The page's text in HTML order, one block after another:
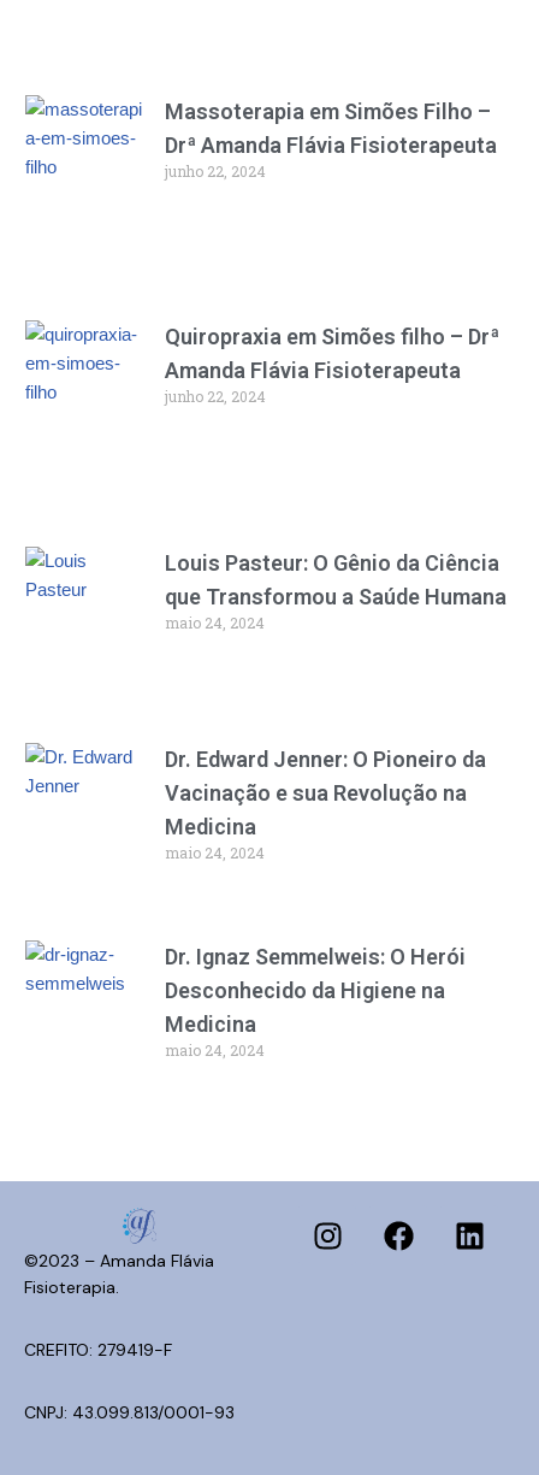
Massoterapia em Simões Filho –
Drª Amanda Flávia Fisioterapeuta
junho 22, 2024
Quiropraxia em Simões filho – Drª
Amanda Flávia Fisioterapeuta
junho 22, 2024
Louis Pasteur: O Gênio da Ciência
que Transformou a Saúde Humana
maio 24, 2024
Dr. Edward Jenner: O Pioneiro da
Vacinação e sua Revolução na
Medicina
maio 24, 2024
Dr. Ignaz Semmelweis: O Herói
Desconhecido da Higiene na
Medicina
maio 24, 2024
©2023 – Amanda Flávia
Fisioterapia.
CREFITO: 279419-F
CNPJ: 43.099.813/0001-93